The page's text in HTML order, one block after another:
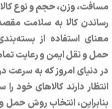
مسافت، وزن، حجم و نوع
رساندن کالا به سلامت
معنای استفاده از
حمل و نقل ایمن و رعایت
در دنیای امروز که به
انتظار دارند کالاهای خود
بنابراین، انتخاب روش حمل